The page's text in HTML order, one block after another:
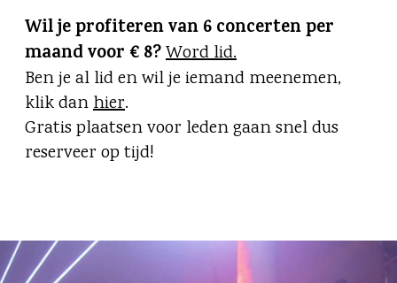
Wil je profiteren van 6 concerten per
maand voor € 8?Word lid.
Ben je al lid en wil je iemand meenemen,
klik danhier.
Gratis plaatsen voor leden gaan snel dus
reserveer op tijd!